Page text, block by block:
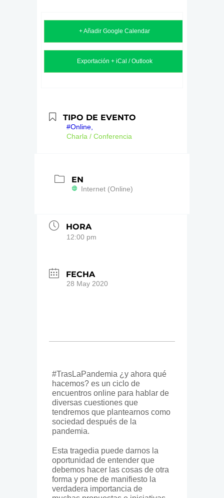
+ Añadir Google Calendar
Exportación + iCal / Outlook
TIPO DE EVENTO
#Online,
Charla / Conferencia
EN
Internet (Online)
HORA
12:00 pm
FECHA
28 May 2020
#TrasLaPandemia ¿y ahora qué
hacemos? es un ciclo de
encuentros online para hablar de
diversas cuestiones que
tendremos que plantearnos como
sociedad después de la
pandemia.
Esta tragedia puede darnos la
oportunidad de entender que
debemos hacer las cosas de otra
forma y pone de manifiesto la
verdadera importancia de